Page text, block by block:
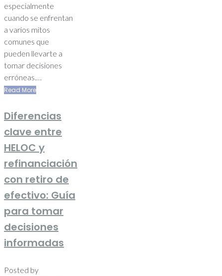
especialmente
cuando se enfrentan
a varios mitos
comunes que
pueden llevarte a
tomar decisiones
erróneas.…
Read More
Diferencias
clave entre
HELOC y
refinanciación
con retiro de
efectivo: Guía
para tomar
decisiones
informadas
Posted by